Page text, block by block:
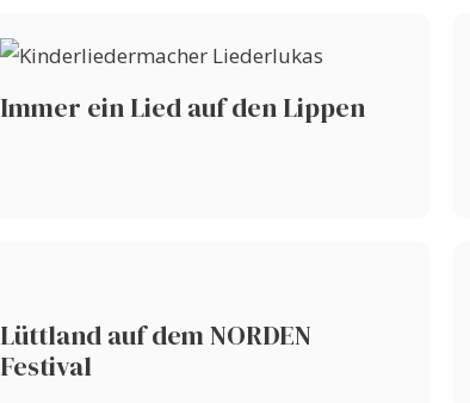
Immer ein Lied auf den Lippen
Lüttland auf dem NORDEN
Festival